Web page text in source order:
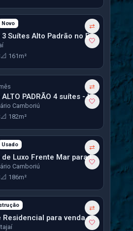
Novo
⇄
🤍
Apartamento 3 Suítes Alto Padrão no Edifício Exclusive Residence
📐 161m²
⇄
🤍
Apartamento ALTO PADRÃO 4 suítes - Locação Anual no Centro em Balneário Camboriú
Camboriú
📐 182m²
Usado
⇄
🤍
Apartamento de Luxo Frente Mar para locação anual em Balneário Camboriú
Camboriú
📐 186m²
⇄
🤍
Terreno/Lote Residencial para venda no bairro Espinheiros em Itajaí